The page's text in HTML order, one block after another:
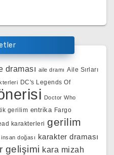
draması aile dramı Aile Sırları
DC's Legends Of
Doctor Who
gerilim entrika Fargo
karakterleri gerilim
insan doğası karakter draması
gelişimi kara mizah